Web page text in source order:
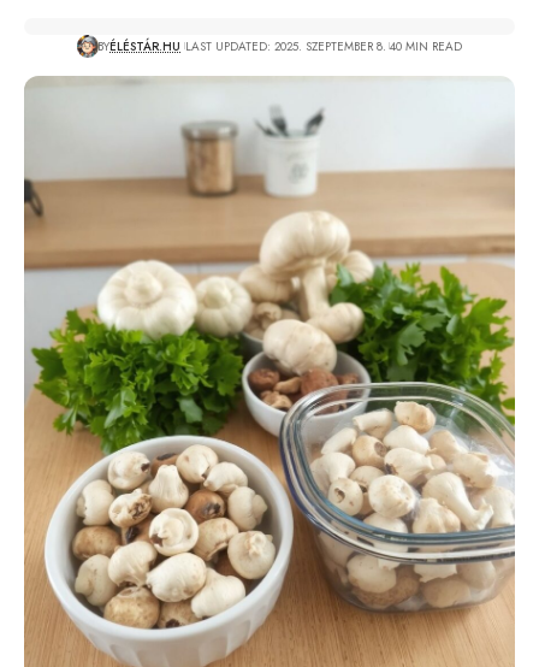
BYÉLÉSTÁR.HU LAST UPDATED: 2025. SZEPTEMBER 8. 40 MIN READ